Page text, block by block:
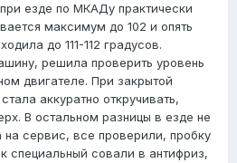
езде по МКАДу практически
максимум до 102 и опять
до 111-112 градусов.
решила проверить уровень
двигателе. При закрытой
аккуратно откручивать,
В остальном разницы в езде не
на сервис, все проверили, пробку
специальный совали в антифриз,